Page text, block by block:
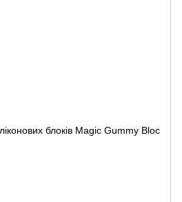
блоків Magic Gummy Bloc